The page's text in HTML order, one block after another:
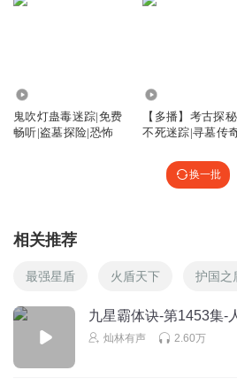
鬼吹灯蛊毒迷踪|免费
畅听|盗墓探险|恐怖
【多播】考古探
不死迷踪|寻墓传
换一批
相关推荐
最强星盾 火盾天下 护国之
九星霸体诀-第1453集-
灿林有声 2.60万